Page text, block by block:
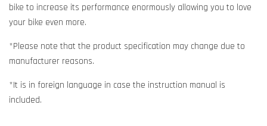
bike to increase its performance enormously allowing you to love
your bike even more.
*Please note that the product specification may change due to
manufacturer reasons.
*It is in foreign language in case the instruction manual is
included.